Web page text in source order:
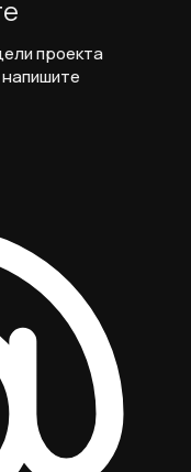
проекта